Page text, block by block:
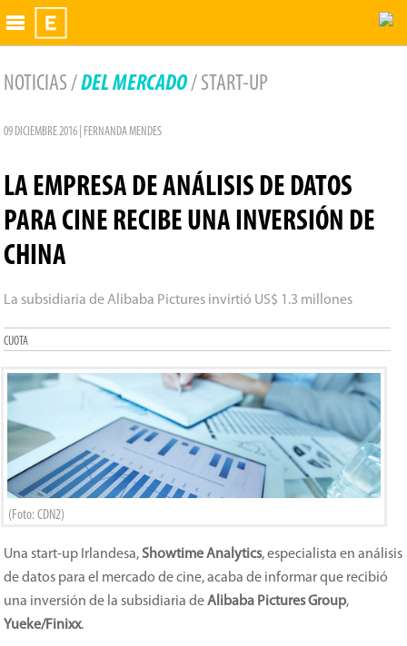
Exhibidor
NOTICIAS /DEL MERCADO/ START-UP
09 DICIEMBRE 2016 | FERNANDA MENDES
LA EMPRESA DE ANÁLISIS DE DATOS
PARA CINE RECIBE UNA INVERSIÓN DE
CHINA
La subsidiaria de Alibaba Pictures invirtió US$ 1.3 millones
CUOTA
(Foto: CDN2)
Una start-up Irlandesa,Showtime Analytics, especialista en análisis
de datos para el mercado de cine, acaba de informar que recibió
una inversión de la subsidiaria deAlibaba Pictures Group,
Yueke/Finixx.